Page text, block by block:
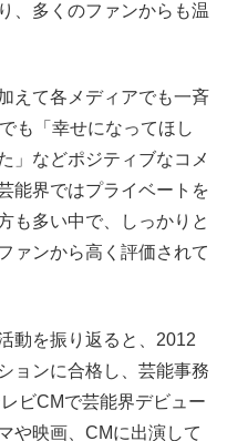
、多くのファンからも温
えて各メディアでも一斉
も「幸せになってほし
」などポジティブなコメ
能界ではプライベートを
も多い中で、しっかりと
ァンから高く評価されて
動を振り返ると、2012
ョンに合格し、芸能事務
ビCMで芸能界デビュー
や映画、CMに出演して